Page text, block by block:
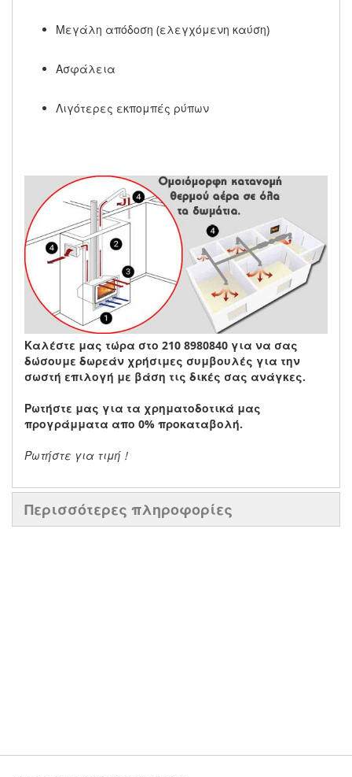
Μεγάλη απόδοση (ελεγχόμενη καύση)
Ασφάλεια
Λιγότερες εκπομπές ρύπων
Καλέστε μας τώρα στο 210 8980840 για να σας
δώσουμε δωρεάν χρήσιμες συμβουλές για την
σωστή επιλογή με βάση τις δικές σας ανάγκες.
Ρωτήστε μας για τα χρηματοδοτικά μας
προγράμματα απο 0% προκαταβολή.
Ρωτήστε για τιμή !
Περισσότερες πληροφορίες